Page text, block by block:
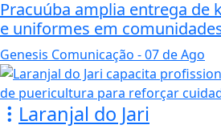
Pracuúba amplia entrega de
e uniformes em
Genesis Comunicação - 07 de Ago
Laranjal do Jari